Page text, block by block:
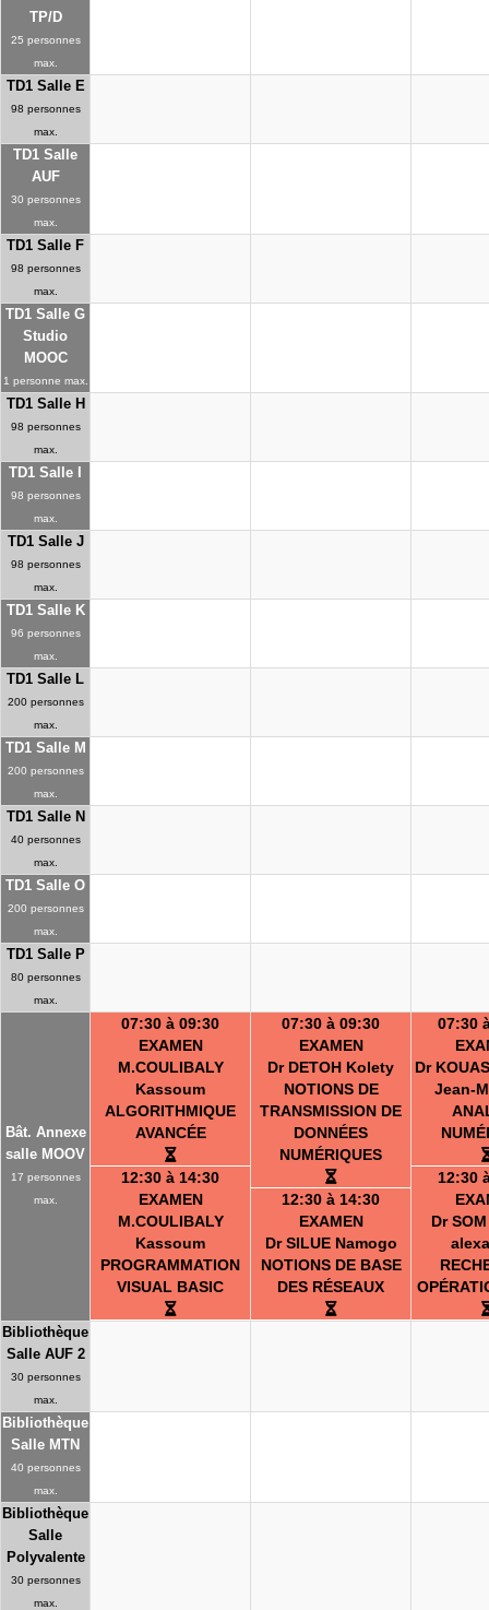
TP/D
25 personnes
max.
TD1 Salle E
98 personnes
max.
TD1 Salle
AUF
30 personnes
max.
TD1 Salle F
98 personnes
max.
TD1 Salle G
Studio
MOOC
1 personne max.
TD1 Salle H
98 personnes
max.
TD1 Salle I
98 personnes
max.
TD1 Salle J
98 personnes
max.
TD1 Salle K
96 personnes
max.
TD1 Salle L
200 personnes
max.
TD1 Salle M
200 personnes
max.
TD1 Salle N
40 personnes
max.
TD1 Salle O
200 personnes
max.
TD1 Salle P
80 personnes
max.
Bât. Annexe
salle MOOV
17 personnes
max.
07:30 à 09:30
EXAMEN
M.COULIBALY
Kassoum
ALGORITHMIQUE
AVANCÉE
12:30 à 14:30
EXAMEN
M.COULIBALY
Kassoum
PROGRAMMATION
VISUAL BASIC
07:30 à 09:30
EXAMEN
Dr DETOH Kolety
NOTIONS DE
TRANSMISSION DE
DONNÉES
NUMÉRIQUES
12:30 à 14:30
EXAMEN
Dr SILUE Namogo
NOTIONS DE BASE
DES RÉSEAUX
07:30
Dr
Jean-
12:30
Dr
Bibliothèque
Salle AUF 2
30 personnes
max.
Bibliothèque
Salle MTN
40 personnes
max.
Bibliothèque
Salle
Polyvalente
30 personnes
max.